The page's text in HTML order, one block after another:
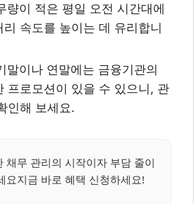
량이 적은 평일 오전 시간대에
속도를 높이는 데 유리합니
말이나 연말에는 금융기관의
프로모션이 있을 수 있으니, 관
인해 보세요.
채무 관리의 시작이자 부담 줄이
요지금 바로 혜택 신청하세요!